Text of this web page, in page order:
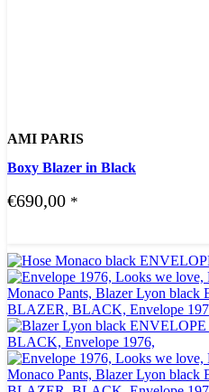
AMI PARIS
Boxy Blazer in Black
€690,00 *